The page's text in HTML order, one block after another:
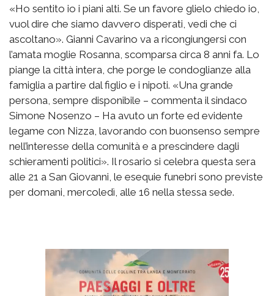
«Ho sentito io i piani alti. Se un favore glielo chiedo io,
vuol dire che siamo davvero disperati, vedi che ci
ascoltano». Gianni Cavarino va a ricongiungersi con
l’amata moglie Rosanna, scomparsa circa 8 anni fa. Lo
piange la città intera, che porge le condoglianze alla
famiglia a partire dal figlio e i nipoti. «Una grande
persona, sempre disponibile – commenta il sindaco
Simone Nosenzo – Ha avuto un forte ed evidente
legame con Nizza, lavorando con buonsenso sempre
nell’interesse della comunità e a prescindere dagli
schieramenti politici». Il rosario si celebra questa sera
alle 21 a San Giovanni, le esequie funebri sono previste
per domani, mercoledì, alle 16 nella stessa sede.